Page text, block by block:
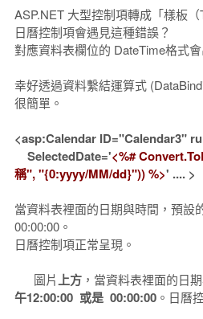
ASP.NET 大型控制項轉成「樣板
日曆控制項會遇見這種錯誤？
對應資料表欄位的 DateTime格式會
幸好透過資料繫結運算式
很簡單。
<asp:Calendar ID="Calendar3"
SelectedDate='<%#
稱", "{0:yyyy/MM/dd}")) %>' .... >
當資料表裡面的日期與時間，預設
00:00:00。
日曆控制項正常呈現。
圖片上方，當資料表裡面的日期
午12:00:00 或是 00:00:00。日曆